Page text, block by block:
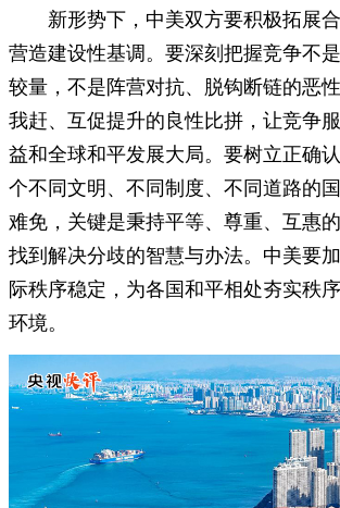
新形势下，中美双方要积极拓展
营造建设性基调。要深刻把握竞争不
较量，不是阵营对抗、脱钩断链的恶
我赶、互促提升的良性比拼，让竞争
益和全球和平发展大局。要树立正确
个不同文明、不同制度、不同道路的
难免，关键是秉持平等、尊重、互惠
找到解决分歧的智慧与办法。中美要
际秩序稳定，为各国和平相处夯实秩
环境。